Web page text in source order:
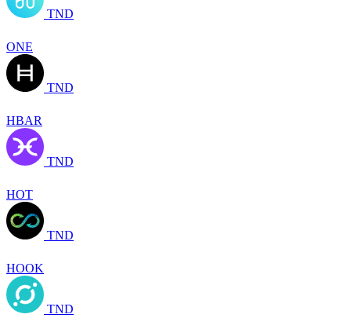
TND
ONE
TND
HBAR
TND
HOT
TND
HOOK
TND